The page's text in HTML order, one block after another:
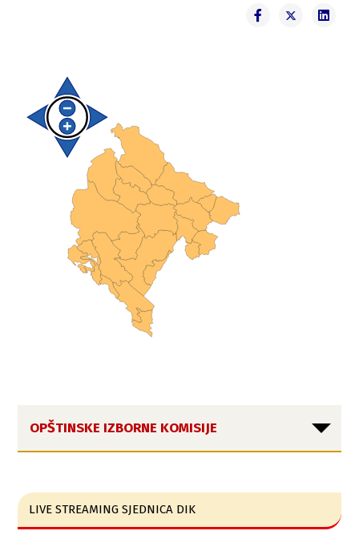
OPŠTINSKE IZBORNE KOMISIJE
LIVE STREAMING SJEDNICA DIK